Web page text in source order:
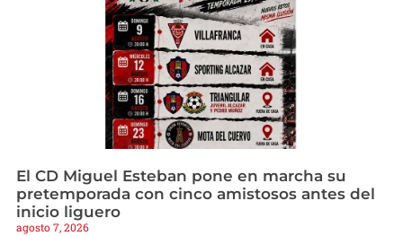
El CD Miguel Esteban pone en marcha su
pretemporada con cinco amistosos antes del
inicio liguero
agosto 7, 2026